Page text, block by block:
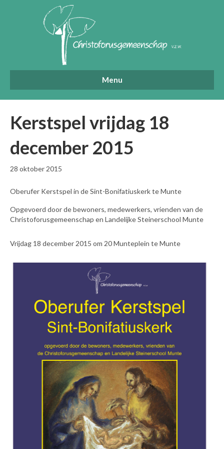
Menu
Kerstspel vrijdag 18
december 2015
28 oktober 2015
Oberufer Kerstspel in de Sint-Bonifatiuskerk te Munte
Opgevoerd door de bewoners, medewerkers, vrienden van de
Christoforusgemeenschap en Landelijke Steinerschool Munte
Vrijdag 18 december 2015 om 20 Munteplein te Munte